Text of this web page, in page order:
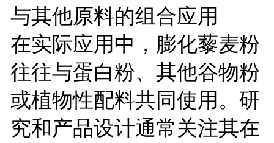
与其他原料的组合应用
在实际应用中，膨化藜麦粉
往往与蛋白粉、其他谷物粉
或植物性配料共同使用。研
究和产品设计通常关注其在